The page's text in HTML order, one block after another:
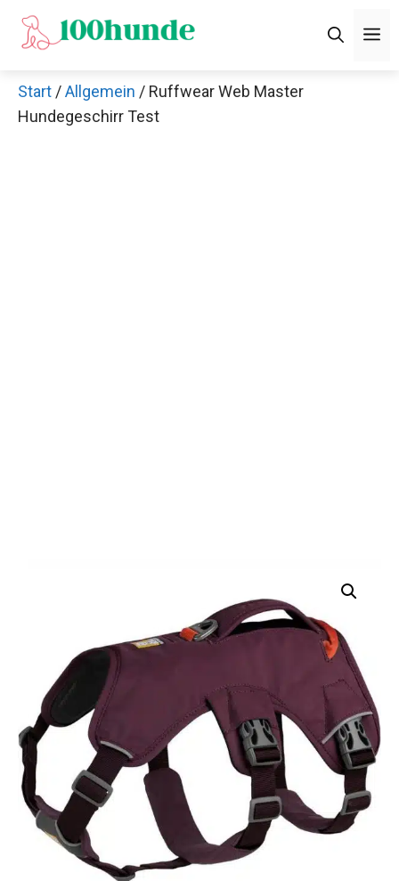
Zum
Inhalt
Start /Allgemein / Ruffwear Web Master
Hundegeschirr Test